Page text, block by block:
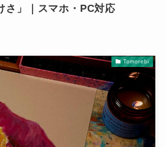
さ」｜スマホ・PC対応
Tomorebi